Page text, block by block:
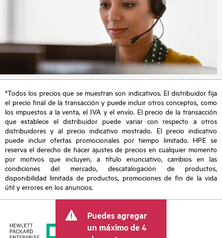
*Todos los precios que se muestran son indicativos. El distribuidor fija
el precio final de la transacción y puede incluir otros conceptos, como
los impuestos a la venta, el IVA y el envío. El precio de la transacción
que establece el distribuidor puede variar con respecto a otros
distribuidores y al precio indicativo mostrado. El precio indicativo
puede incluir ofertas promocionales por tiempo limitado. HPE se
reserva el derecho de hacer ajustes de precios en cualquier momento
por motivos que incluyen, a título enunciativo, cambios en las
condiciones del mercado, descatalogación de productos,
disponibilidad limitada de productos, promociones de fin de la vida
útil y errores en los anuncios.
Puedes agregar
un máximo de 4